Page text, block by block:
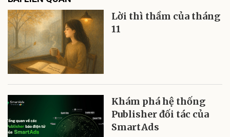
Lời thì thầm của tháng
11
Khám phá hệ thống
Publisher đối tác của
SmartAds